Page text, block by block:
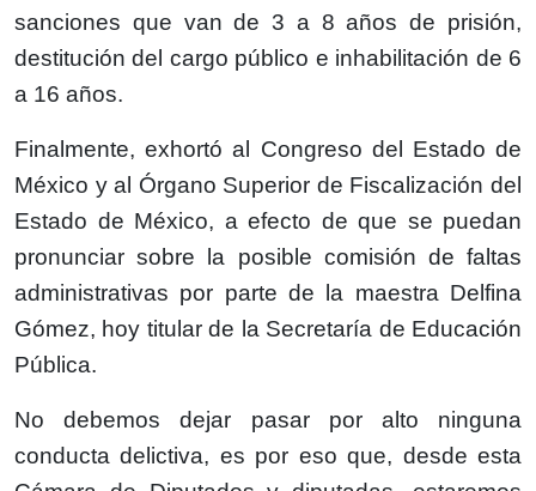
sanciones que van de 3 a 8 años de prisión,
destitución del cargo público e inhabilitación de 6
a 16 años.
Finalmente, exhortó al Congreso del Estado de
México y al Órgano Superior de Fiscalización del
Estado de México, a efecto de que se puedan
pronunciar sobre la posible comisión de faltas
administrativas por parte de la maestra Delfina
Gómez, hoy titular de la Secretaría de Educación
Pública.
No debemos dejar pasar por alto ninguna
conducta delictiva, es por eso que, desde esta